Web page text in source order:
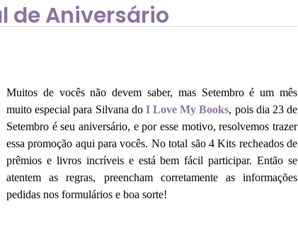
de Aniversário
Muitos de vocês não devem saber, mas Setembro é um mês
muito especial para Silvana do I Love My Books, pois dia 23 de
Setembro é seu aniversário, e por esse motivo, resolvemos trazer
essa promoção aqui para vocês. No total são 4 Kits recheados de
prêmios e livros incríveis e está bem fácil participar. Então se
atentem as regras, preencham corretamente as informações
pedidas nos formulários e boa sorte!